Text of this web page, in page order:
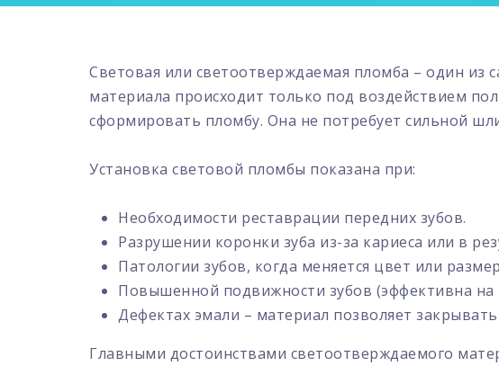
Световая или светоотверждаемая пломба – один из
материала происходит только под воздействием
сформировать пломбу. Она не потребует сильной
Установка световой пломбы показана при:
Необходимости реставрации передних зубов.
Разрушении коронки зуба из-за кариеса или в
Патологии зубов, когда меняется цвет или
Повышенной подвижности зубов (эффективна на
Дефектах эмали – материал позволяет
Главными достоинствами светоотверждаемого